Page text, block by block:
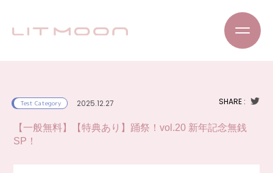
Test Category 2025.12.27 SHARE :
【一般無料】【特典あり】踊祭！vol.20 新年記念無銭
SP！